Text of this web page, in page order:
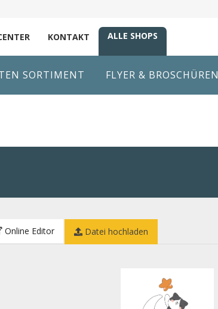
KONTAKT ALLE SHOPS
SORTIMENT FLYER & BROSCHÜREN
Online Editor Datei hochladen